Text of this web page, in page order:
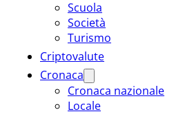
Scuola
Società
Turismo
Criptovalute
Cronaca
Cronaca nazionale
Locale